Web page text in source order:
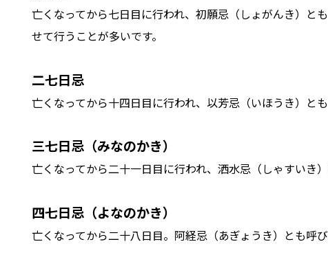
亡くなってから七日目に行われ、初願忌（しょがんき）と
せて行うことが多いです。
二七日忌
亡くなってから十四日目に行われ、以芳忌（いほうき）とも
三七日忌（みなのかき）
亡くなってから二十一日目に行われ、洒水忌（しゃすいき）
四七日忌（よなのかき）
亡くなってから二十八日目。阿経忌（あぎょうき）とも呼び